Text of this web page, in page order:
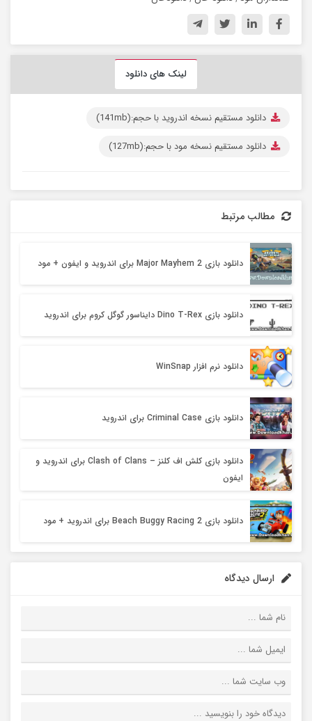
لینک های دانلود
دانلود مستقیم نسخه اندروید با حجم:(141mb)
دانلود مستقیم نسخه مود با حجم:(127mb)
مطالب مرتبط
دانلود بازی Major Mayhem 2 برای اندروید و ایفون + مود
دانلود بازی Dino T-Rex دایناسور گوگل کروم برای اندروید
دانلود نرم افزار WinSnap
دانلود بازی Criminal Case برای اندروید
دانلود بازی کلش اف کلنز – Clash of Clans برای اندروید و
ایفون
دانلود بازی Beach Buggy Racing 2 برای اندروید + مود
ارسال دیدگاه